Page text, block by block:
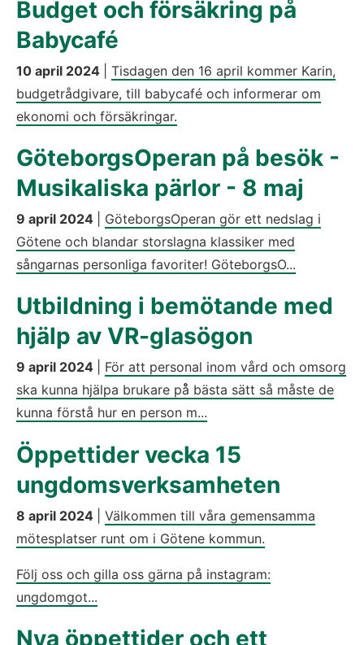
Budget och försäkring på
Babycafé
10 april 2024
Tisdagen den 16 april kommer Karin,
budgetrådgivare, till babycafé och informerar om
ekonomi och försäkringar.
GöteborgsOperan på besök -
Musikaliska pärlor - 8 maj
9 april 2024
GöteborgsOperan gör ett nedslag i
Götene och blandar storslagna klassiker med
sångarnas personliga favoriter! GöteborgsO...
Utbildning i bemötande med
hjälp av VR-glasögon
9 april 2024
För att personal inom vård och omsorg
ska kunna hjälpa brukare på̊ bästa sätt så måste de
kunna förstå hur en person m...
Öppettider vecka 15
ungdomsverksamheten
8 april 2024
Välkommen till våra gemensamma
mötesplatser runt om i Götene kommun.
Följ oss och gilla oss gärna på instagram:
ungdomgot...
Nya öppettider och ett